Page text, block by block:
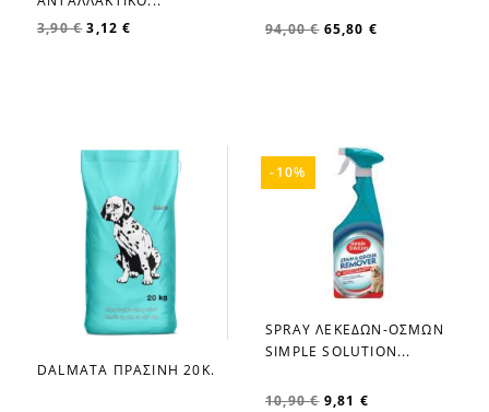
3,90 € 3,12 € 94,00 € 65,80 €
favorite_border
DALMATA ΠΡΑΣΙΝΗ 20Κ.
favorite_border
SPRAY ΛΕΚΕΔΩΝ-ΟΣΜΩΝ
SIMPLE SOLUTION...
10,90 € 9,81 €
-10%